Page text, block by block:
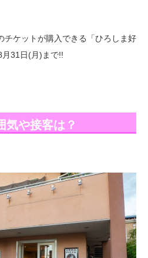
チケットが購入できる「ひろしま好
31日(月)まで!!
や接客は？